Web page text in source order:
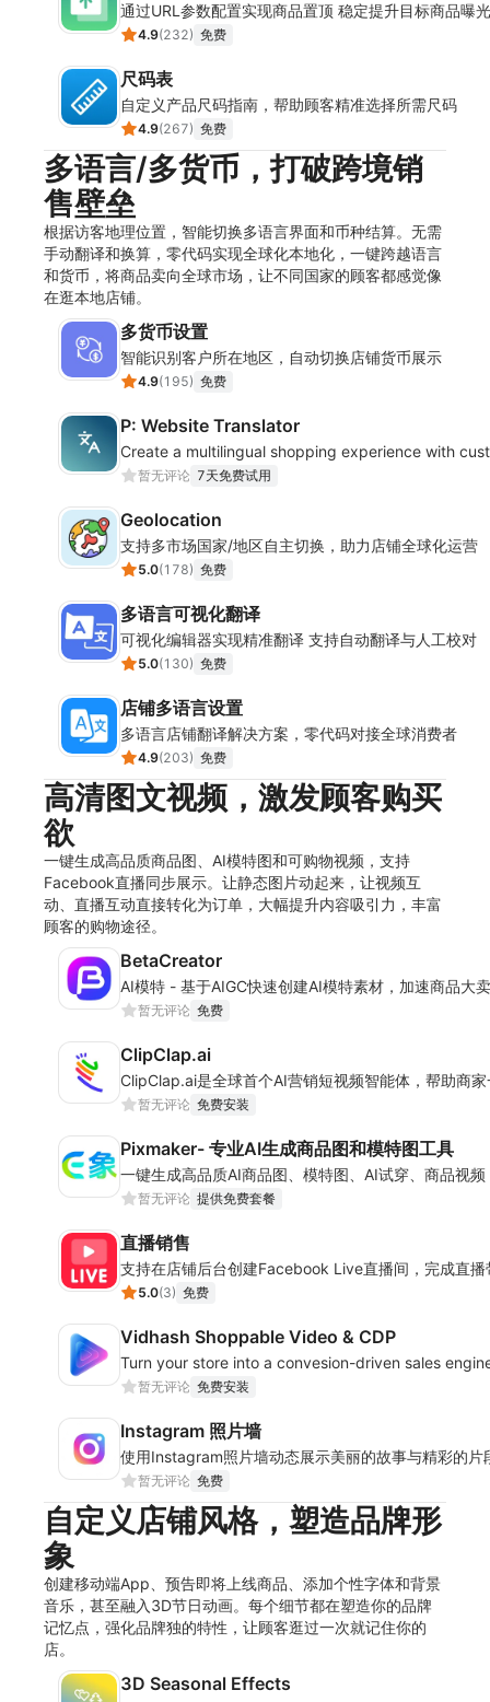
通过URL参数配置实现商品置顶 稳定提升目标商品曝光
4.9(232) 免费
尺码表
自定义产品尺码指南，帮助顾客精准选择所需尺码
4.9(267) 免费
多语言/多货币，打破跨境销
售壁垒
根据访客地理位置，智能切换多语言界面和币种结算。无需
手动翻译和换算，零代码实现全球化本地化，一键跨越语言
和货币，将商品卖向全球市场，让不同国家的顾客都感觉像
在逛本地店铺。
多货币设置
智能识别客户所在地区，自动切换店铺货币展示
4.9(195) 免费
P: Website Translator
Create a multilingual shopping experience with
暂无评论 7天免费试用
Geolocation
支持多市场国家/地区自主切换，助力店铺全球化运营
5.0(178) 免费
多语言可视化翻译
可视化编辑器实现精准翻译 支持自动翻译与人工校对
5.0(130) 免费
店铺多语言设置
多语言店铺翻译解决方案，零代码对接全球消费者
4.9(203) 免费
高清图文视频，激发顾客购买
欲
一键生成高品质商品图、AI模特图和可购物视频，支持
Facebook直播同步展示。让静态图片动起来，让视频互
动、直播互动直接转化为订单，大幅提升内容吸引力，丰富
顾客的购物途径。
BetaCreator
AI模特 - 基于AIGC快速创建AI模特素材，加速商品大卖
暂无评论 免费
ClipClap.ai
ClipClap.ai是全球首个AI营销短视频智能体，帮助商
暂无评论 免费安装
Pixmaker- 专业AI生成商品图和模特图工具
一键生成高品质AI商品图、模特图、AI试穿、商品视频
暂无评论 提供免费套餐
直播销售
支持在店铺后台创建Facebook Live直播间，完成直播
5.0(3) 免费
Vidhash Shoppable Video & CDP
Turn your store into a convesion-driven sales
暂无评论 免费安装
Instagram 照片墙
使用Instagram照片墙动态展示美丽的故事与精彩的片
暂无评论 免费
自定义店铺风格，塑造品牌形
象
创建移动端App、预告即将上线商品、添加个性字体和背景
音乐，甚至融入3D节日动画。每个细节都在塑造你的品牌
记忆点，强化品牌独的特性，让顾客逛过一次就记住你的
店。
3D Seasonal Effects